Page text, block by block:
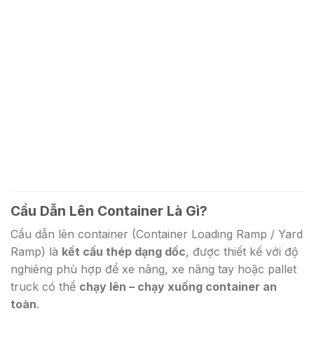
Cầu Dẫn Lên Container Là Gì?
Cầu dẫn lên container (Container Loading Ramp / Yard
Ramp) là kết cấu thép dạng dốc, được thiết kế với độ
nghiêng phù hợp để xe nâng, xe nâng tay hoặc pallet
truck có thể chạy lên – chạy xuống container an
toàn.